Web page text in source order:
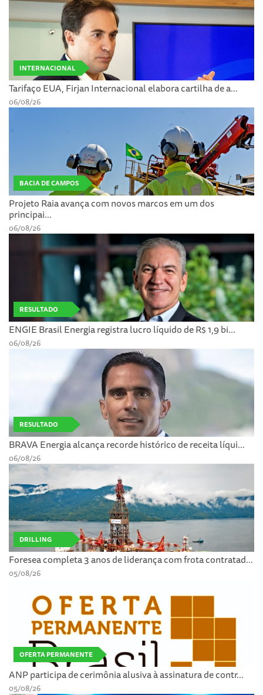
INTERNACIONAL
Tarifaço EUA, Firjan Internacional elabora cartilha de a...
06/08/26
BACIA DE CAMPOS
Projeto Raia avança com novos marcos em um dos
principai...
06/08/26
RESULTADO
ENGIE Brasil Energia registra lucro líquido de R$ 1,9 bi...
06/08/26
RESULTADO
BRAVA Energia alcança recorde histórico de receita líqui...
06/08/26
DRILLING
Foresea completa 3 anos de liderança com frota contratad...
05/08/26
OFERTA PERMANENTE
ANP participa de cerimônia alusiva à assinatura de contr...
05/08/26